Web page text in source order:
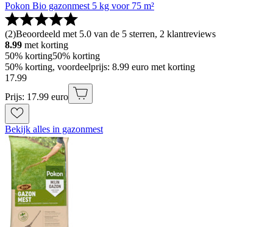
Pokon Bio gazonmest 5 kg voor 75 m²
(2)Beoordeeld met 5.0 van de 5 sterren, 2 klantreviews
8.99 met korting
50% korting50% korting
50% korting, voordeelprijs: 8.99 euro met korting
17.99
Prijs: 17.99 euro
Bekijk alles in gazonmest